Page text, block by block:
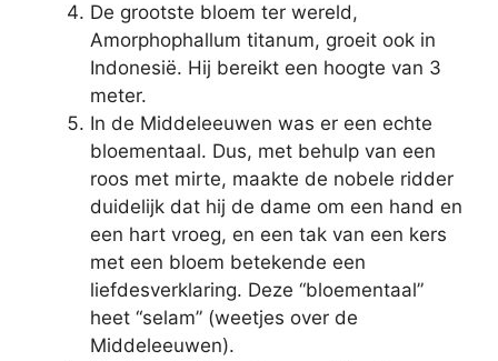
De grootste bloem ter wereld,
Amorphophallum titanum, groeit ook in
Indonesië. Hij bereikt een hoogte van 3
meter.
In de Middeleeuwen was er een echte
bloementaal. Dus, met behulp van een
roos met mirte, maakte de nobele ridder
duidelijk dat hij de dame om een ​​​​hand en
een hart vroeg, en een tak van een kers
met een bloem betekende een
liefdesverklaring. Deze “bloementaal”
heet “selam” (weetjes over de
Middeleeuwen).